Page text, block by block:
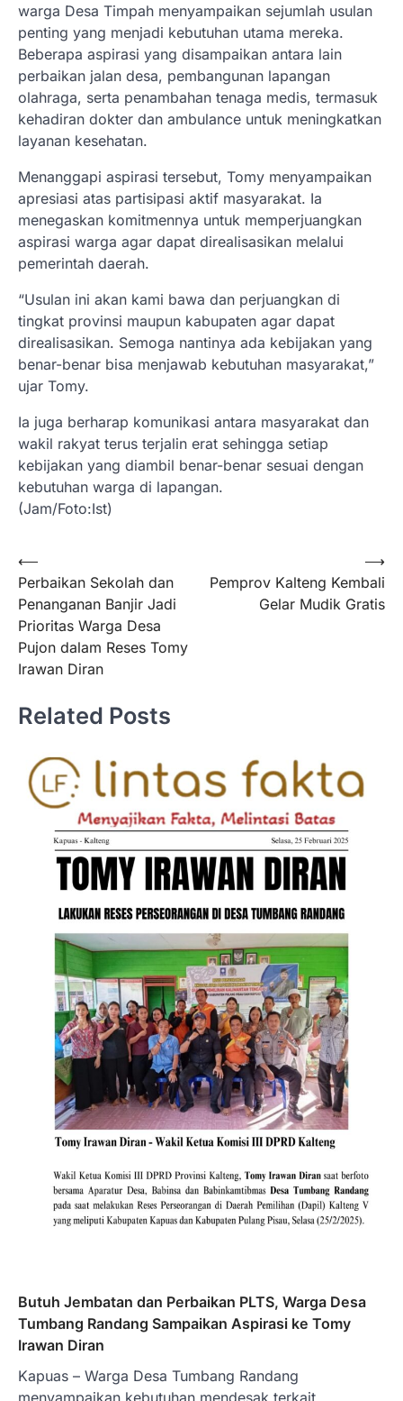
warga Desa Timpah menyampaikan sejumlah usulan
penting yang menjadi kebutuhan utama mereka.
Beberapa aspirasi yang disampaikan antara lain
perbaikan jalan desa, pembangunan lapangan
olahraga, serta penambahan tenaga medis, termasuk
kehadiran dokter dan ambulance untuk meningkatkan
layanan kesehatan.
Menanggapi aspirasi tersebut, Tomy menyampaikan
apresiasi atas partisipasi aktif masyarakat. Ia
menegaskan komitmennya untuk memperjuangkan
aspirasi warga agar dapat direalisasikan melalui
pemerintah daerah.
“Usulan ini akan kami bawa dan perjuangkan di
tingkat provinsi maupun kabupaten agar dapat
direalisasikan. Semoga nantinya ada kebijakan yang
benar-benar bisa menjawab kebutuhan masyarakat,”
ujar Tomy.
Ia juga berharap komunikasi antara masyarakat dan
wakil rakyat terus terjalin erat sehingga setiap
kebijakan yang diambil benar-benar sesuai dengan
kebutuhan warga di lapangan.
(Jam/Foto:Ist)
Navigasi
pos
⟵
Perbaikan Sekolah dan
Penanganan Banjir Jadi
Prioritas Warga Desa
Pujon dalam Reses Tomy
Irawan Diran
Pemprov Kalteng Kembali
Gelar Mudik Gratis
⟶
Related Posts
Butuh Jembatan dan Perbaikan PLTS, Warga Desa
Tumbang Randang Sampaikan Aspirasi ke Tomy
Irawan Diran
Kapuas – Warga Desa Tumbang Randang
menyampaikan kebutuhan mendesak terkait